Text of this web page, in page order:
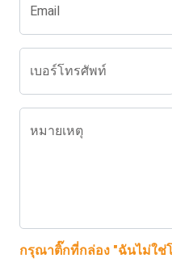
Email
เบอร์โทรศัพท์
หมายเหตุ
กรุณาติ๊กที่กล่อง "ฉันไม่ใช่